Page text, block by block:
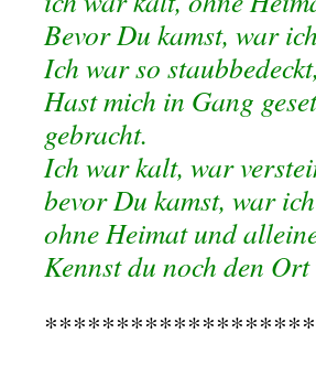
Bevor Du kamst, war
Ich war so
Hast mich in Gang
gebracht.
Ich war kalt, war
bevor Du kamst, war
ohne Heimat und
Kennst du noch den